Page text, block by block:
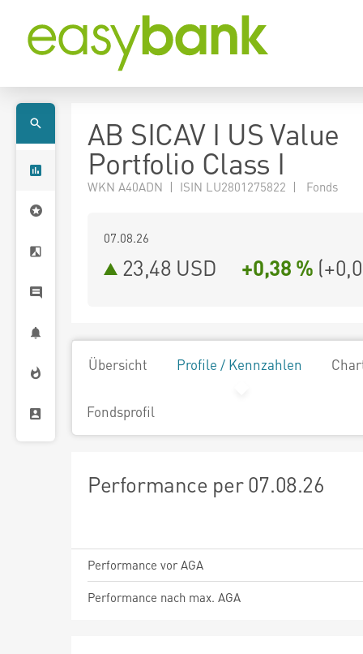
AB SICAV I US Value
Portfolio Class I
WKN A40ADN | ISIN LU2801275822 | Fonds
07.08.26
23,48 USD +0,38 % (
Übersicht Profile / Kennzahlen
Fondsprofil
Performance per 07.08.26
Performance vor AGA
Performance nach max. AGA